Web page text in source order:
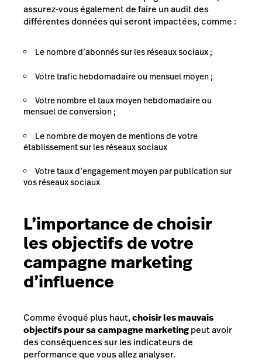
assurez-vous également de faire un audit des
différentes données qui seront impactées, comme :
Le nombre d’abonnés sur les réseaux sociaux ;
Votre trafic hebdomadaire ou mensuel moyen ;
Votre nombre et taux moyen hebdomadaire ou
mensuel de conversion ;
Le nombre de moyen de mentions de votre
établissement sur les réseaux sociaux
Votre taux d’engagement moyen par publication sur
vos réseaux sociaux
L’importance de choisir
les objectifs de votre
campagne marketing
d’influence
Comme évoqué plus haut,choisir les mauvais
objectifs pour sa campagne marketingpeut avoir
des conséquences sur les indicateurs de
performance que vous allez analyser.